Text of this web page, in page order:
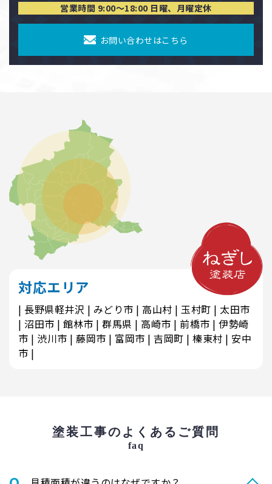
営業時間 9:00〜18:00 日曜、月曜定休
お問い合わせはこちら
対応エリア
長野県軽井沢 みどり市 高山村 玉村町
太田市
沼田市
館林市 群馬県 高崎市 前橋市
伊勢崎
市
渋川市 藤岡市 富岡市 吉岡町 榛東村
安中
市
塗装工事のよくあるご質問
faq